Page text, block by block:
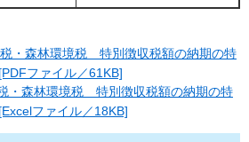
・森林環境税 特別徴収税額の納期の特
ファイル／61KB]
・森林環境税 特別徴収税額の納期の特
ファイル／18KB]